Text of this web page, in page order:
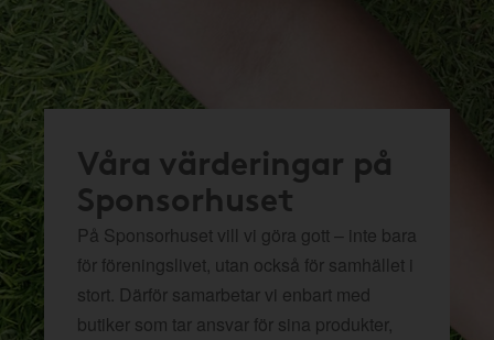
Våra värderingar på
Sponsorhuset
På Sponsorhuset vill vi göra gott – inte bara
för föreningslivet, utan också för samhället i
stort. Därför samarbetar vi enbart med
butiker som tar ansvar för sina produkter,